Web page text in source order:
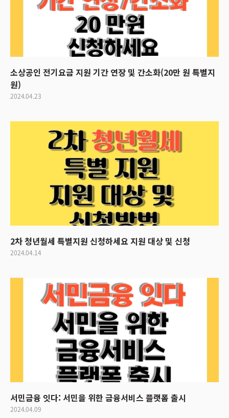
소상공인 전기요금 지원 기간 연장 및 간소화(20만 원 특별지
원)
2024.04.23
2차 청년월세 특별지원 신청하세요 지원 대상 및 신청
2024.04.14
서민금융 잇다: 서민을 위한 금융서비스 플랫폼 출시
2024.04.09